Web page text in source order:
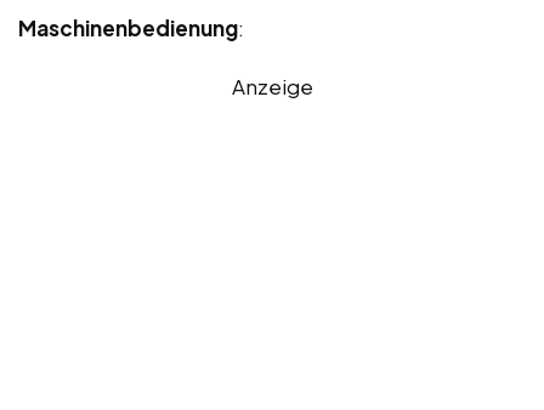
Maschinenbedienung:
Anzeige